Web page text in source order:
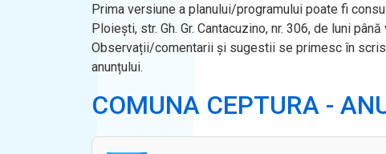
Prima versiune a planului/programului poate fi
Ploiești, str. Gh. Gr. Cantacuzino, nr. 306, de luni
Observații/comentarii și sugestii se primesc în
anunțului.
COMUNA CEPTURA -